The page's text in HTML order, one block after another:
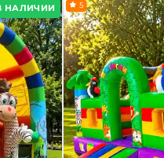
НАЛИЧИИ 5